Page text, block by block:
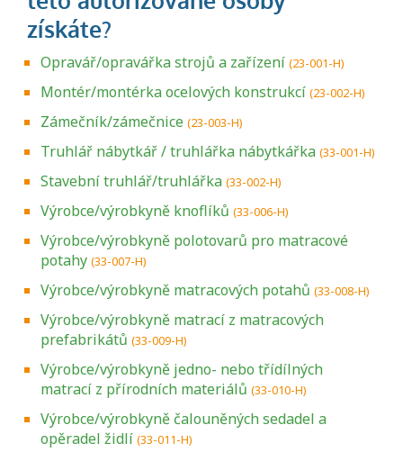
Opravář/opravářka strojů a zařízení (23-001-H)
Montér/montérka ocelových konstrukcí (23-002-H)
Zámečník/zámečnice (23-003-H)
Truhlář nábytkář / truhlářka nábytkářka (33-001-H)
Stavební truhlář/truhlářka (33-002-H)
Výrobce/výrobkyně knoflíků (33-006-H)
Výrobce/výrobkyně polotovarů pro matracové
potahy (33-007-H)
Výrobce/výrobkyně matracových potahů (33-008-H)
Výrobce/výrobkyně matrací z matracových
prefabrikátů (33-009-H)
Výrobce/výrobkyně jedno- nebo třídílných
matrací z přírodních materiálů (33-010-H)
Výrobce/výrobkyně čalouněných sedadel a
opěradel židlí (33-011-H)